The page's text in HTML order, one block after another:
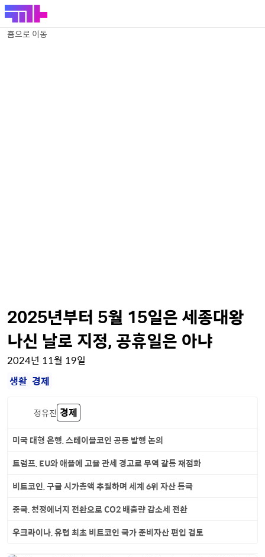
홈으로 이동
2025년부터 5월 15일은 세종대왕
나신 날로 지정, 공휴일은 아냐
2024년 11월 19일
생활 경제
정유진 경제
미국 대형 은행, 스테이블코인 공동 발행 논의
트럼프, EU와 애플에 고율 관세 경고로 무역 갈등 재점화
비트코인, 구글 시가총액 추월하며 세계 6위 자산 등극
중국, 청정에너지 전환으로 CO2 배출량 감소세 전환
우크라이나, 유럽 최초 비트코인 국가 준비자산 편입 검토